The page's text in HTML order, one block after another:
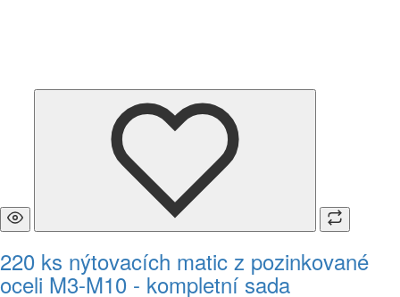
220 ks nýtovacích matic z pozinkované
oceli M3-M10 - kompletní sada